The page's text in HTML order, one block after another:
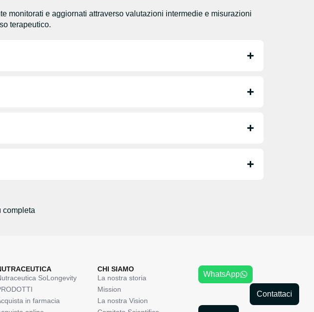
monitorati e aggiornati attraverso valutazioni intermedie e misurazioni
terapeutico.
completa
SoLongevity
in farmacia
CHI SIAMO
La nostra storia
Mission
La nostra Vision
WhatsApp
Contattaci